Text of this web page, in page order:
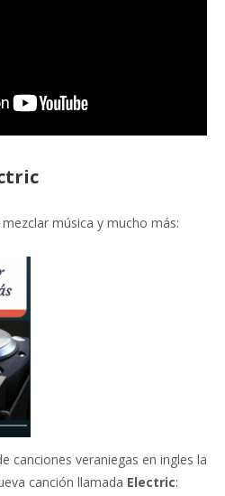
mezclar música y mucho más:
canciones veraniegas en ingles la
canción llamada Electric: